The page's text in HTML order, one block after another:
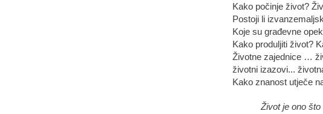
Kako počinje život?
Postoji li
Koje su građevne
Kako produljiti život?
Životne zajednice …
životni izazovi...
Kako znanost utječe
Život je ono